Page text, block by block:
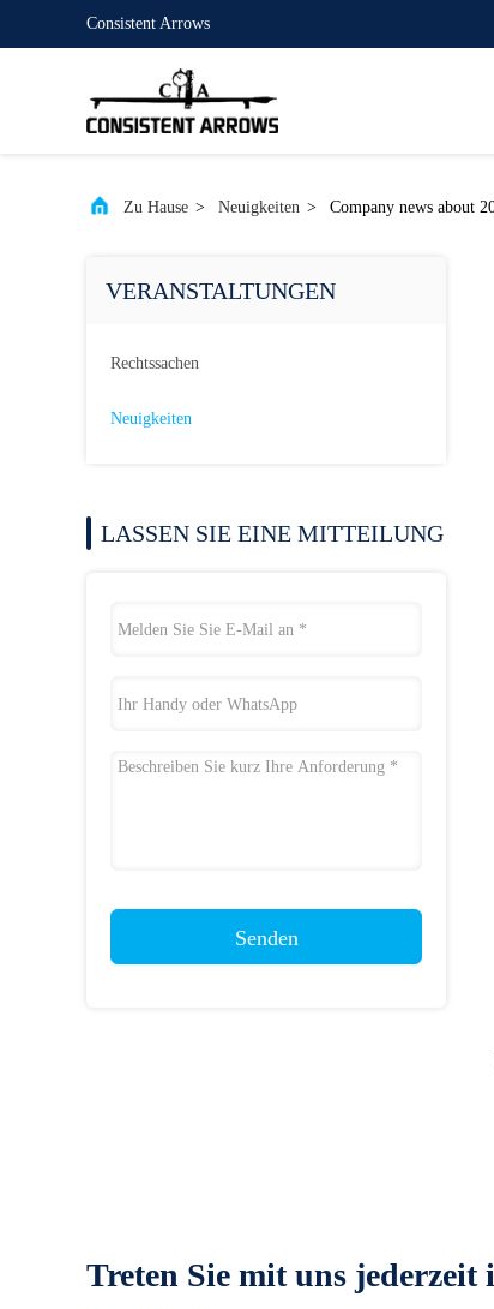
Consistent Arrows
Zu Hause > Neuigkeiten > Company news about
VERANSTALTUNGEN
Rechtssachen
Neuigkeiten
LASSEN SIE EINE MITTEILUNG
Senden
Treten Sie mit uns jederzeit